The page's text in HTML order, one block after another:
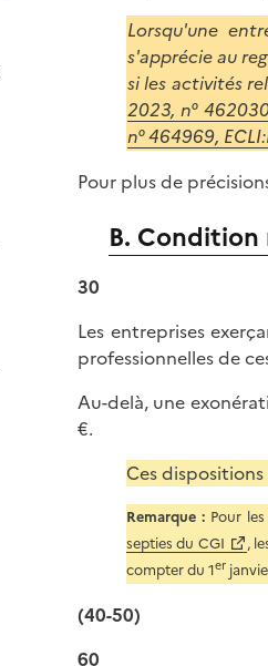
Lorsqu'une
s'apprécie au
si les activités
2023, n°
n° 464969,
Pour plus de
B.
30
Les entreprises
professionnelles de
Au-delà, une
€.
Ces
Remarque : Pour
septies du CGI
,
compter du 1er
(40-50)
60